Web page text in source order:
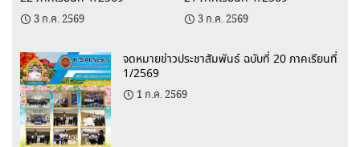
3 ก.ค. 2569 3 ก.ค. 2569
จดหมายข่าวประชาสัมพันธ์ ฉบับที่ 20 ภาคเรียนที่
1/2569
1 ก.ค. 2569